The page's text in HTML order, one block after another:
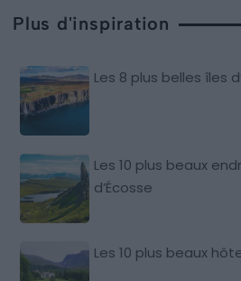
Plus d'inspiration
Les 8 plus belles îles
Les 10 plus beaux
d’Écosse
Les 10 plus beaux